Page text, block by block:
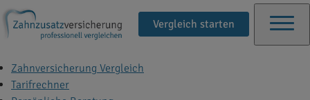
Vergleich starten
Zahnversicherung Vergleich
Tarifrechner